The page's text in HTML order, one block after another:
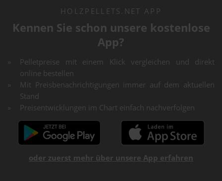
HOLZPELLETS.NET APP
Kennen Sie schon unsere kostenlose
App?
Pelletpreise mit einem Klick vergleichen und direkt
online bestellen
Mit Preisbenachrichtigungen immer auf dem aktuellen
Stand
Preisentwicklungen im Chart einfach nachverfolgen
oder zuerst mehr über unsere App erfahren